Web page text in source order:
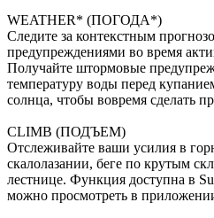
WEATHER* (ПОГОДА*)
Следите за контекстным
предупреждениями во время
Получайте штормовые
температуру воды перед
солнца, чтобы вовремя сделать
СLIMB (ПОДЪЕМ)
Отслеживайте ваши усилия в
скалолазании, беге по крутым
лестнице. Функция доступна в
можно просмотреть в